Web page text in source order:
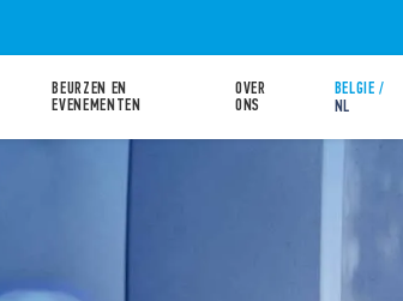
BEURZEN EN
EVENEMENTEN
OVER
ONS
BELGIE /
NL